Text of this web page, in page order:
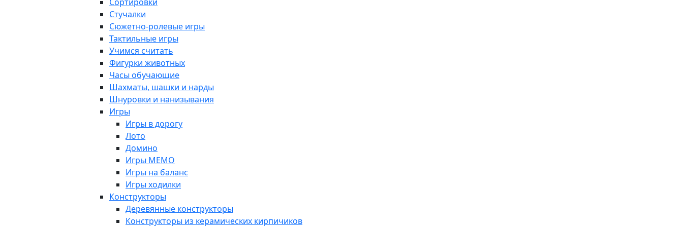
Стучалки
Сюжетно-ролевые игры
Тактильные игры
Учимся считать
Фигурки животных
Часы обучающие
Шахматы, шашки и нарды
Шнуровки и нанизывания
Игры
Игры в дорогу
Лото
Домино
Игры МЕМО
Игры на баланс
Игры ходилки
Конструкторы
Деревянные конструкторы
Конструкторы из керамических кирпичиков